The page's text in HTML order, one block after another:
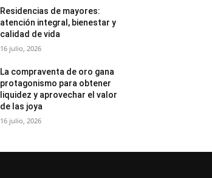
Residencias de mayores:
atención integral, bienestar y
calidad de vida
16 julio, 2026
La compraventa de oro gana
protagonismo para obtener
liquidez y aprovechar el valor
de las joya
16 julio, 2026